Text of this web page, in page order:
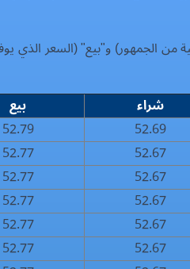
من الجمهور) و"بيع" (السعر الذي
شراء
بيع
52.69
52.79
52.67
52.77
52.67
52.77
52.67
52.77
52.67
52.77
52.67
52.77